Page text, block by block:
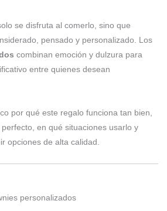
se disfruta al comerlo, sino que
pensado y personalizado. Los
combinan emoción y dulzura para
entre quienes desean
por qué este regalo funciona tan bien,
en qué situaciones usarlo y
opciones de alta calidad.
personalizados